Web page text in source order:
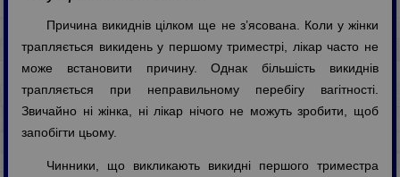
Причина викиднів цілком ще не з’ясована. Коли у жінки
трапляється викидень у першому триместрі, лікар часто не
може встановити причину. Однак більшість викиднів
трапляється при неправильному перебігу вагітності.
Звичайно ні жінка, ні лікар нічого не можуть зробити, щоб
запобігти цьому.
Чинники, що викликають викидні першого триместра